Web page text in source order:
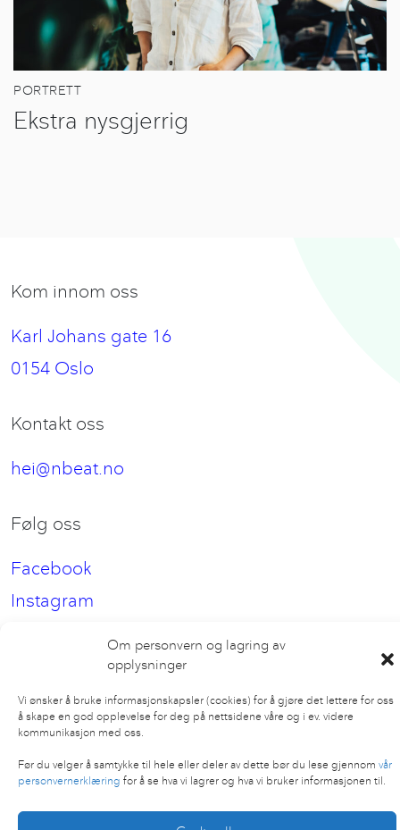
Om personvern og lagring av
opplysninger
Vi ønsker å bruke informasjonskapsler (cookies) for å gjøre det lettere for oss
å skape en god opplevelse for deg på nettsidene våre og i ev. videre
kommunikasjon med oss.
Før du velger å samtykke til hele eller deler av dette bør du lese gjennom vår
personvernerklæring for å se hva vi lagrer og hva vi bruker informasjonen til.
PORTRETT
Ekstra nysgjerrig
Kom innom oss
Karl Johans gate 16
0154 Oslo
Kontakt oss
hei@nbeat.no
Følg oss
Facebook
Instagram